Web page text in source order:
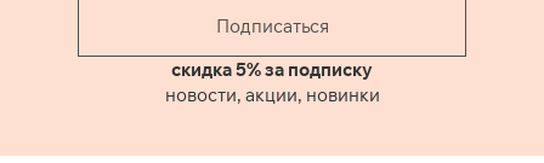
Подписаться
скидка 5% за подписку
новости, акции, новинки